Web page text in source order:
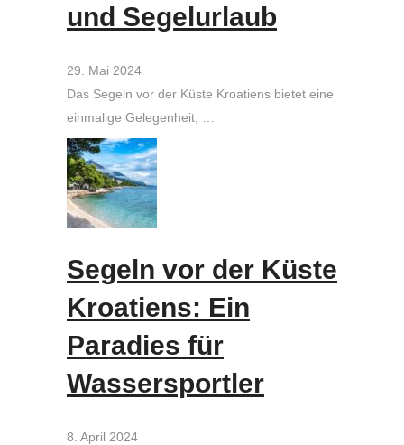
und Segelurlaub
29. Mai 2024
Das Segeln vor der Küste Kroatiens bietet eine
einmalige Gelegenheit, …
Segeln vor der Küste
Kroatiens: Ein
Paradies für
Wassersportler
8. April 2024